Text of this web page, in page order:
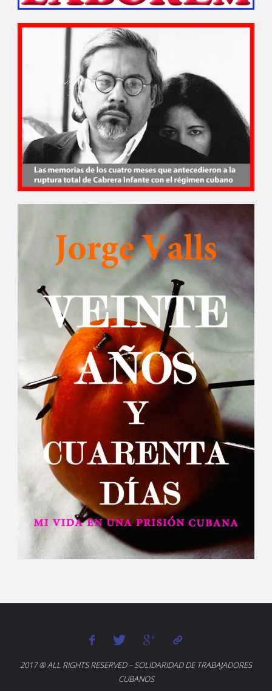
2017 ® ALL RIGHTS RESERVED – SOLIDARIDAD DE TRABAJADORES
CUBANOS